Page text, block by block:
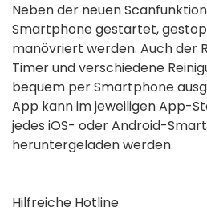
Neben der neuen
Smartphone gestartet,
manövriert werden. Auch der
Timer und verschiedene
bequem per Smartphone
App kann im jeweiligen App-
jedes iOS- oder Android-
heruntergeladen werden.
Hilfreiche Hotline